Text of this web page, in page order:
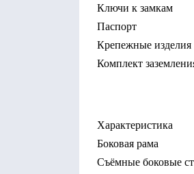
Ключи к замкам
Паспорт
Крепежные изделия
Комплект
Характеристика
Боковая рама
Съёмные боковые